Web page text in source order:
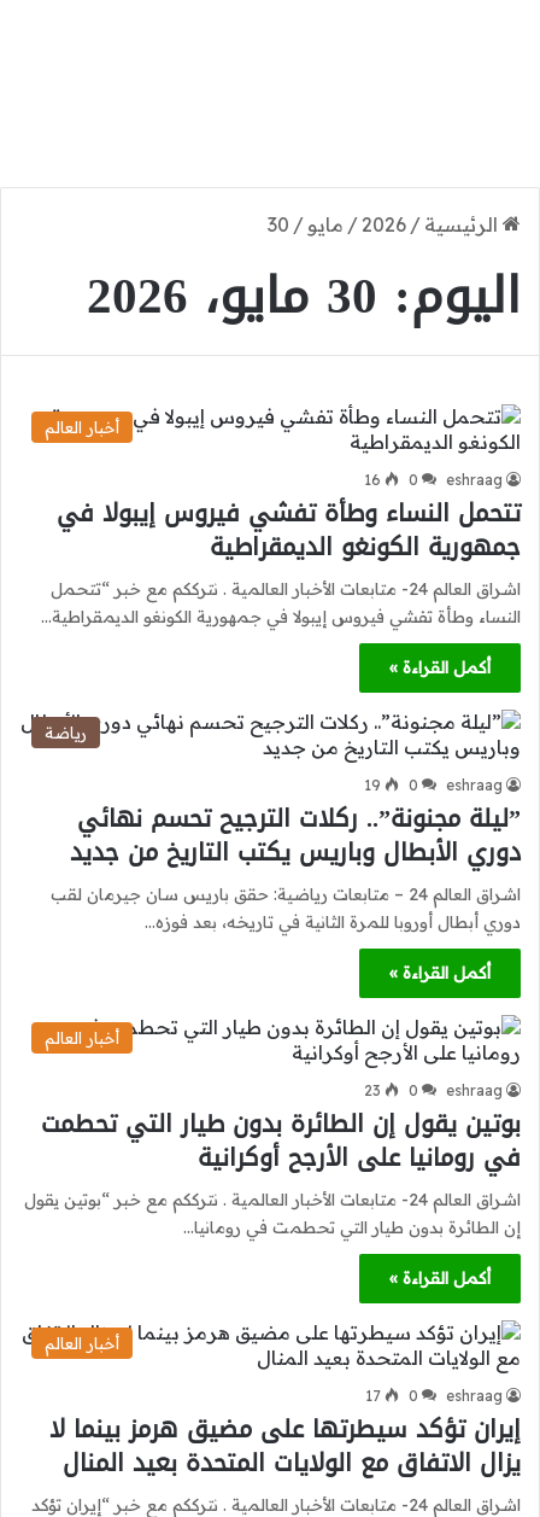
الرئيسية /
2026
/ مايو /
30
اليوم: 30 مايو، 2026
أخبار العالم
eshraag
0
16
تتحمل النساء وطأة تفشي فيروس إيبولا في
جمهورية الكونغو الديمقراطية
اشراق العالم 24- متابعات الأخبار العالمية . نترككم مع خبر “تتحمل
النساء وطأة تفشي فيروس إيبولا في جمهورية الكونغو الديمقراطية…
أكمل القراءة »
رياضة
eshraag
0
19
”ليلة مجنونة”.. ركلات الترجيح تحسم نهائي
دوري الأبطال وباريس يكتب التاريخ من جديد
اشراق العالم 24 – متابعات رياضية: حقق باريس سان جيرمان لقب
دوري أبطال أوروبا للمرة الثانية في تاريخه، بعد فوزه…
أكمل القراءة »
أخبار العالم
eshraag
0
23
بوتين يقول إن الطائرة بدون طيار التي تحطمت
في رومانيا على الأرجح أوكرانية
اشراق العالم 24- متابعات الأخبار العالمية . نترككم مع خبر “بوتين يقول
إن الطائرة بدون طيار التي تحطمت في رومانيا…
أكمل القراءة »
أخبار العالم
eshraag
0
17
إيران تؤكد سيطرتها على مضيق هرمز بينما لا
يزال الاتفاق مع الولايات المتحدة بعيد المنال
اشراق العالم 24- متابعات الأخبار العالمية . نترككم مع خبر “إيران تؤكد